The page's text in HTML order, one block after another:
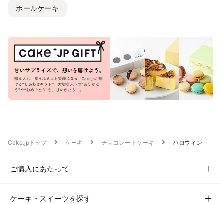
ホールケーキ
Cake.jpトップ ケーキ チョコレートケーキ ハロウィン
ご購入にあたって
ケーキ・スイーツを探す